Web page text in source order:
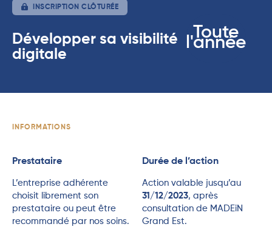
INSCRIPTION CLÔTURÉE
Développer sa visibilité
digitale
Toute
l'année
INFORMATIONS
Prestataire
L’entreprise adhérente
choisit librement son
prestataire ou peut être
recommandé par nos soins.
Durée de l’action
Action valable jusqu’au
31/12/2023, après
consultation de MADEiN
Grand Est.